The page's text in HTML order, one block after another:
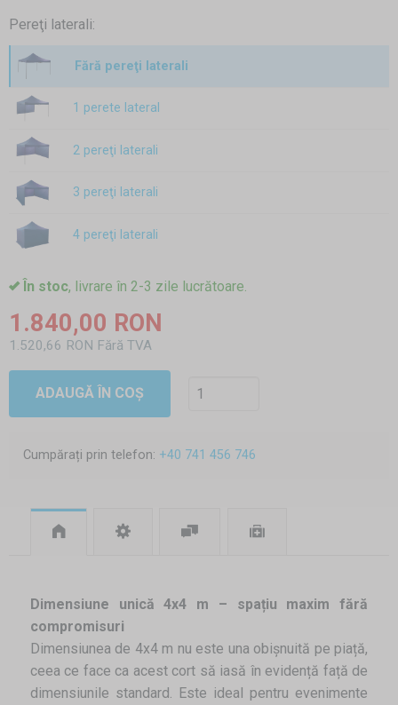
Pereţi laterali:
Fără pereţi laterali
1 perete lateral
2 pereţi laterali
3 pereţi laterali
4 pereţi laterali
În stoc, livrare în 2-3 zile lucrătoare.
1.840,00 RON
1.520,66 RON Fără TVA
ADAUGĂ ÎN COȘ
Cumpărați prin telefon: +40 741 456 746
Dimensiune unică 4x4 m – spațiu maxim fără
compromisuri
Dimensiunea de 4x4 m nu este una obișnuită pe piață,
ceea ce face ca acest cort să iasă în evidență față de
dimensiunile standard. Este ideal pentru evenimente